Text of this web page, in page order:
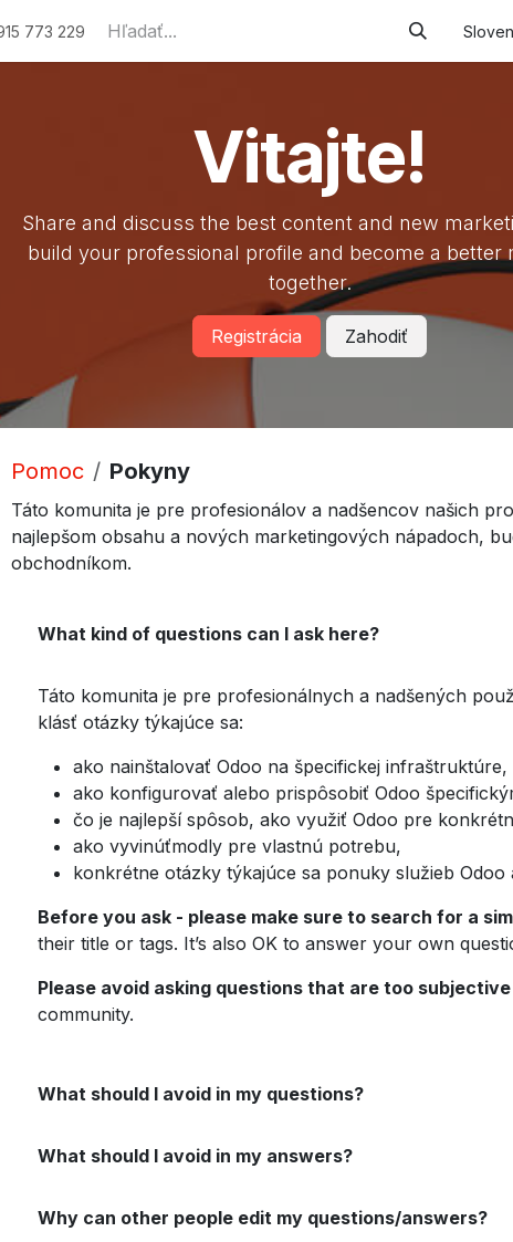
Naše služby Podporované zamestnávanie
773 229
Vitajte!
Share and discuss the best content and new
build your professional profile and become a better
together.
Registrácia Zahodiť
Pomoc Pokyny
Táto komunita je pre profesionálov a nadšencov našich
najlepšom obsahu a nových marketingových nápadoch,
obchodníkom.
What kind of questions can I ask here?
Táto komunita je pre profesionálnych a nadšených
klásť otázky týkajúce sa:
ako nainštalovať Odoo na špecifickej infraštruktúre,
ako konfigurovať alebo prispôsobiť Odoo
čo je najlepší spôsob, ako využiť Odoo pre
ako vyvinúťmodly pre vlastnú potrebu,
konkrétne otázky týkajúce sa ponuky služieb Odoo
Before you ask - please make sure to search for a
their title or tags. It’s also OK to answer your own
Please avoid asking questions that are too
community.
What should I avoid in my questions?
What should I avoid in my answers?
Why can other people edit my questions/answers?